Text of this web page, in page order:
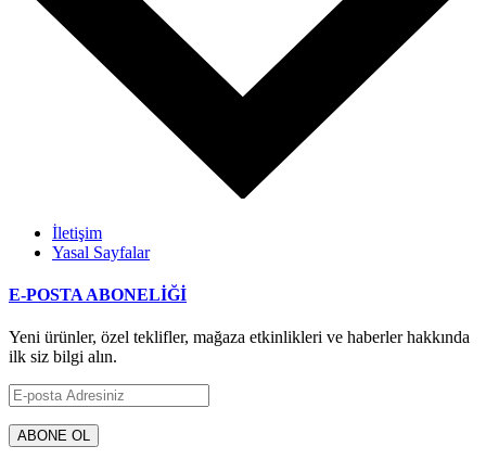
İletişim
Yasal Sayfalar
E-POSTA ABONELİĞİ
Yeni ürünler, özel teklifler, mağaza etkinlikleri ve haberler hakkında
ilk siz bilgi alın.